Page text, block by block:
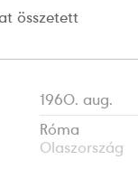
összetett
1960. aug.
Róma
Olaszország